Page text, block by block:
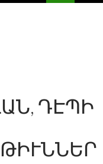
ԴԷՊԻ